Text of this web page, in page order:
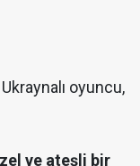
oyuncu,
ve ateşli bir